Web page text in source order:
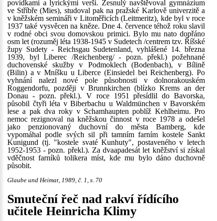
povídkami a lyrickými verši. Zesnulý navštěvoval gymnázium
ve Stříbře (Mies), studoval pak na pražské Karlově univerzitě a
v kněžském semináři v Litoměřicích (Leitmeritz), kde byl v roce
1937 také vysvěcen na kněze. Dne 4. července téhož roku slavil
v rodné obci svou domovskou primici. Bylo mu nato dopřáno
osm let (rozuměj léta 1938-1945 v Sudetech /centrem tzv. Říšské
župy Sudety - Reichsgau Sudetenland, vyhlášené 14. března
1939, byl Liberec /Reichenberg/ - pozn. překl.) požehnané
duchovenské skužby v Podmoklech (Bodenbach), v Bílině
(Bilin) a v Mníšku u Liberce (Einsiedel bei Reichenberg). Po
vyhnání nalezl nové pole působnosti v dolnorakouském
Roggendorfu, později v Brunnkirchen (blízko Krems an der
Donau - pozn. překl.). V roce 1951 přesídlil do Bavorska,
působil čtyři léta v Biberbachu u Waldmünchen v Bavorském
lese a pak dva roky v Schamhaupten poblíž Kehlheimu. Pro
nemoc rezignoval na kněžskou činnost v roce 1978 a odešel
jako penzionovaný duchovní do města Bamberg, kde
vypomáhal podle svých sil při tamním farním kostele Sankt
Kunigund (tj. "kostele svaté Kunhuty", postaveného v letech
1952-1953 - pozn. překl.). Za dvaapadesát let kněžství si získal
vděčnost farníků tolikera míst, kde mu bylo dáno duchovně
působit.
Glaube und Heimat, 1989, č. 1, s. 70
Smuteční řeč nad rakví řídícího
učitele Heinricha Klimy